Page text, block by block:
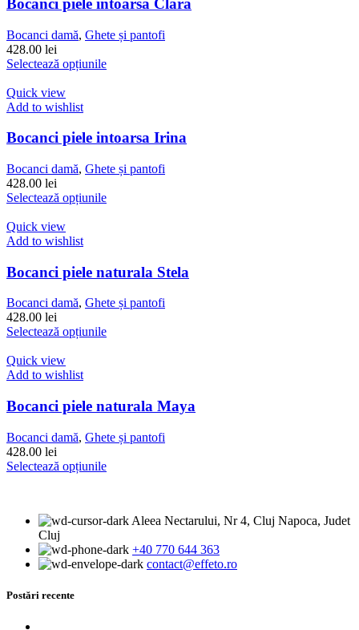
pot
fi
alese
pagina
Bocanci piele intoarsa Clara
Bocanci damă, Ghete și pantofi
428.00 lei
Selectează opțiunileAcest
variații.
pot
fi
în
Quick view
Add to wishlist
Bocanci piele intoarsa Irina
Bocanci damă, Ghete și pantofi
428.00 lei
Selectează opțiunileAcest
variații.
Opțiunile
pot
fi
în
Quick view
Add to wishlist
Bocanci piele naturala Stela
Bocanci damă, Ghete și pantofi
428.00 lei
Selectează opțiunileAcest
variații.
Opțiunile
pot
fi
în
Quick view
Add to wishlist
Bocanci piele naturala Maya
Bocanci damă, Ghete și pantofi
428.00 lei
Selectează opțiunileAcest
multe
Opțiunile
pot
Aleea Nectarului, Nr 4, Cluj Napoca, Judet
Cluj
+40 770 644 363
contact@effeto.ro
Postări recente